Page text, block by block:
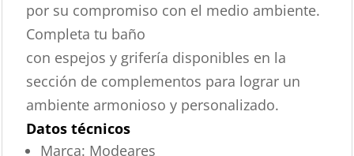
por su compromiso con el medio ambiente.
Completa tu baño
con espejos y grifería disponibles en la
sección de complementos para lograr un
ambiente armonioso y personalizado.
Datos técnicos
Marca: Modeares